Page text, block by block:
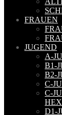
FRAUEN
JUGEND
A-
B1-
B2-
C-
C-
D1-